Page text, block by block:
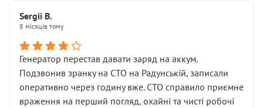
Sergii B.
8 місяців тому
Генератор перестав давати заряд на аккум.
Подзвонив зранку на СТО на Радунській, записали
оперативно через годину вже. СТО справило приємне
враження на перший погляд, охайні та чисті робочі